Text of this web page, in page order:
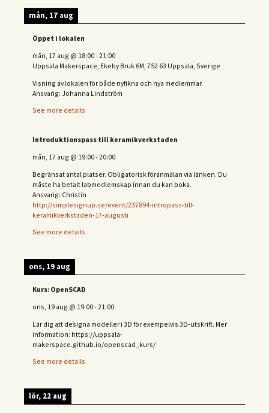
mån, 17 aug
Öppet i lokalen
mån, 17 aug @ 18:00-21:00
Uppsala Makerspace, Ekeby Bruk 6M, 752 63 Uppsala, Sverige
Visning av lokalen för både nyfikna och nya medlemmar.
Ansvarig: Johanna Lindström
See more details
Introduktionspass till keramikverkstaden
mån, 17 aug @ 19:00-20:00
Begränsat antal platser. Obligatorisk föranmälan via länken. Du
måste ha betalt labmedlemskap innan du kan boka.
Ansvarig: Christin
http://simplesignup.se/event/237894-intropass-till-
keramikverkstaden-17-augusti
See more details
ons, 19 aug
Kurs: OpenSCAD
ons, 19 aug @ 19:00-21:00
Lär dig att designa modeller i 3D för exempelvis 3D-utskrift. Mer
information: https://uppsala-
makerspace.github.io/openscad_kurs/
See more details
lör, 22 aug